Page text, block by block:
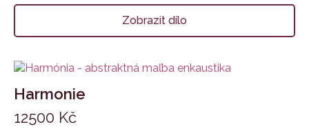
Zobrazit dílo
Harmonie
12500 Kč